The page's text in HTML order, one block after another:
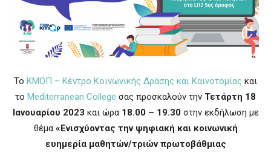
Το ΚΜΟΠ – Κέντρο Κοινωνικής Δράσης και Καινοτομίας και
το Mediterranean College σας προσκαλούν την Τετάρτη 18
Ιανουαρίου 2023 και ώρα 18.00 – 19.30στην εκδήλωση με
θέμα «Ενισχύοντας την ψηφιακή και κοινωνική
ευημερία μαθητών/τριών πρωτοβάθμιας